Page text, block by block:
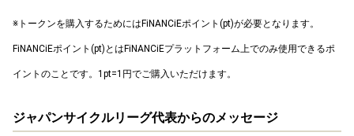
※トークンを購入するためにはFiNANCiEポイント(pt)が必要となります。
FiNANCiEポイント(pt)とはFiNANCiEプラットフォーム上でのみ使用できるポ
イントのことです。1pt=1円でご購入いただけます。
ジャパンサイクルリーグ代表からのメッセージ